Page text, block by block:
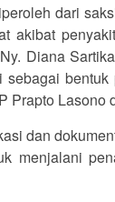
dari
akibat
Diana
sebagai
Prapto Lasono
dan
menjalani